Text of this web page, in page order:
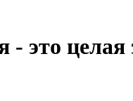
это целая